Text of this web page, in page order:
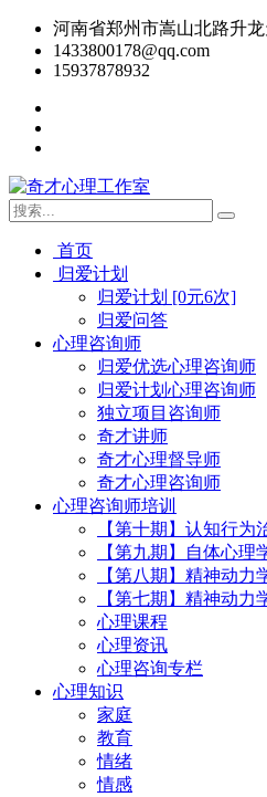
河南省郑州市嵩山北路升
1433800178@qq.com
15937878932
首页
归爱计划
归爱计划 [0元6次]
归爱问答
心理咨询师
归爱优选心理咨询师
归爱计划心理咨询师
独立项目咨询师
奇才讲师
奇才心理督导师
奇才心理咨询师
心理咨询师培训
【第十期】认知行为
【第九期】自体心理
【第八期】精神动力
【第七期】精神动力
心理课程
心理资讯
心理咨询专栏
心理知识
家庭
教育
情绪
情感